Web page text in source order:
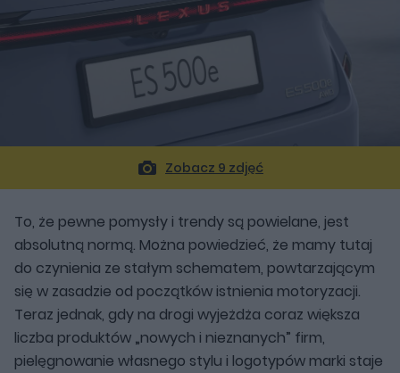
Zobacz 9 zdjęć
To, że pewne pomysły i trendy są powielane, jest
absolutną normą. Można powiedzieć, że mamy tutaj
do czynienia ze stałym schematem, powtarzającym
się w zasadzie od początków istnienia motoryzacji.
Teraz jednak, gdy na drogi wyjeżdża coraz większa
liczba produktów „nowych i nieznanych” firm,
pielęgnowanie własnego stylu i logotypów marki staje